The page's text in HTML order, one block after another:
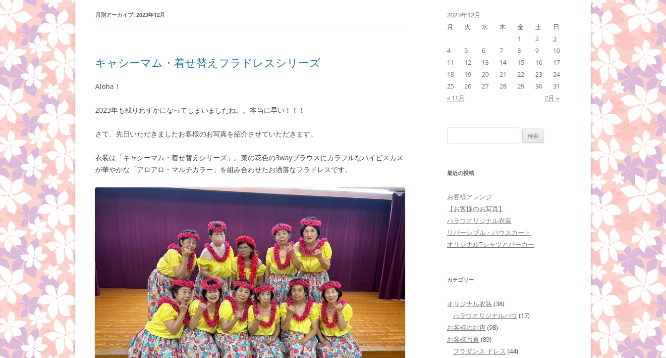
月別アーカイブ: 2023年12月
キャシーマム・着せ替えフラドレスシリーズ
Aloha！
2023年も残りわずかになってしまいましたね。。本当に早い！！！
さて、先日いただきましたお客様のお写真を紹介させていただきます。
衣装は「キャシーマム・着せ替えシリーズ」。菜の花色の3wayブラウスにカラフルなハイビスカス
が華やかな「アロアロ・マルチカラー」を組み合わせたお洒落なフラドレスです。
2023年12月
月
火 水 木 金 土
日
1
2
3
4
5 6 7 8 9
10
11
12 13 14 15 16
17
18
19 20 21 22 23
24
25
26 27 28 29 30
31
« 11月
2月 »
索:
最近の投稿
お客様アレンジ
【お客様のお写真】
ハラウオリジナル衣装
リバーシブル・パウスカート
オリジナルTシャツとパーカー
カテゴリー
オリジナル衣装 (38)
ハラウオリジナルパウ (17)
お客様のお声(98)
お客様写真(89)
フラダンス ドレス (44)